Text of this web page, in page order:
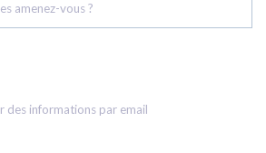
amenez-vous ?
des informations par email